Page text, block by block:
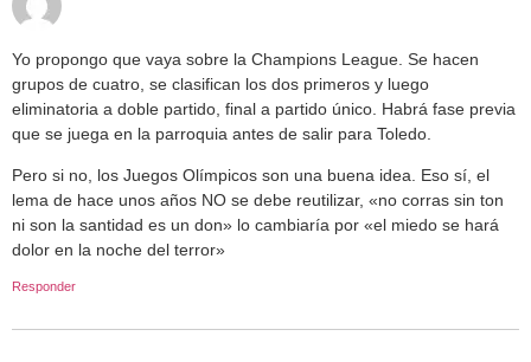
Yo propongo que vaya sobre la Champions League. Se hacen
grupos de cuatro, se clasifican los dos primeros y luego
eliminatoria a doble partido, final a partido único. Habrá fase previa
que se juega en la parroquia antes de salir para Toledo.
Pero si no, los Juegos Olímpicos son una buena idea. Eso sí, el
lema de hace unos años NO se debe reutilizar, «no corras sin ton
ni son la santidad es un don» lo cambiaría por «el miedo se hará
dolor en la noche del terror»
Responder